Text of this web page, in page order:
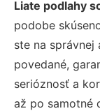
Liate podlahy
podobe
ste na správnej
povedané,
serióznosť a
až po samotné